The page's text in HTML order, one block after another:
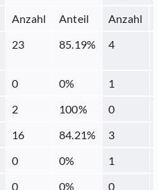
Anzahl Anteil Anzahl
23 85.19% 4
0 0% 1
2 100% 0
16 84.21% 3
0 0% 1
0 0% 0